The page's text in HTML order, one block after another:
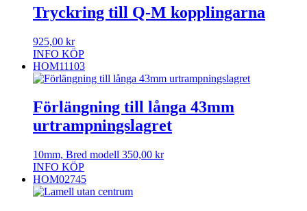
Tryckring till Q-M kopplingarna
925,00 kr
INFO KÖP
HOM11103
Förlängning till långa 43mm
urtrampningslagret
10mm, Bred modell 350,00 kr
INFO KÖP
HOM02745